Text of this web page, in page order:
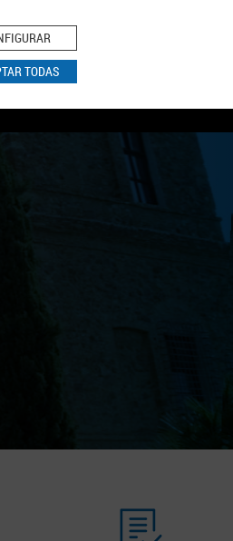
TODAS
de Cookies
BUSCAR